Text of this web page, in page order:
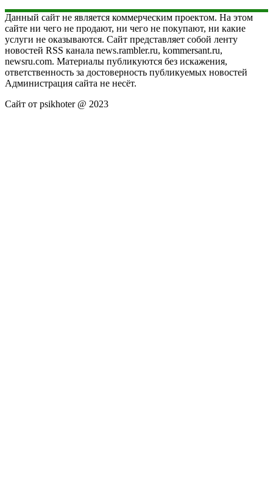
Данный сайт не является коммерческим проектом. На этом
сайте ни чего не продают, ни чего не покупают, ни какие
услуги не оказываются. Сайт представляет собой ленту
новостей RSS канала news.rambler.ru, kommersant.ru,
newsru.com. Материалы публикуются без искажения,
ответственность за достоверность публикуемых новостей
Администрация сайта не несёт.
Сайт от psikhoter @ 2023